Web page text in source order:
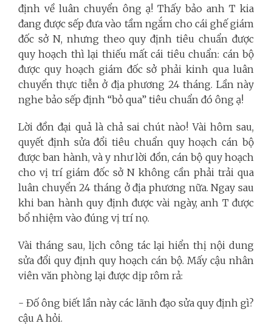
định về luân chuyển ông ạ! Thấy bảo anh T kia
đang được sếp đưa vào tầm ngắm cho cái ghế giám
đốc sở N, nhưng theo quy định tiêu chuẩn được
quy hoạch thì lại thiếu mất cái tiêu chuẩn: cán bộ
được quy hoạch giám đốc sở phải kinh qua luân
chuyển thực tiễn ở địa phương 24 tháng. Lần này
nghe bảo sếp định “bỏ qua” tiêu chuẩn đó ông ạ!
Lời đồn đại quả là chả sai chút nào! Vài hôm sau,
quyết định sửa đổi tiêu chuẩn quy hoạch cán bộ
được ban hành, và y như lời đồn, cán bộ quy hoạch
cho vị trí giám đốc sở N không cần phải trải qua
luân chuyển 24 tháng ở địa phương nữa. Ngay sau
khi ban hành quy định được vài ngày, anh T được
bổ nhiệm vào đúng vị trí nọ.
Vài tháng sau, lịch công tác lại hiển thị nội dung
sửa đổi quy định quy hoạch cán bộ. Mấy cậu nhân
viên văn phòng lại được dịp rôm rả:
- Đố ông biết lần này các lãnh đạo sửa quy định gì?
cậu A hỏi.